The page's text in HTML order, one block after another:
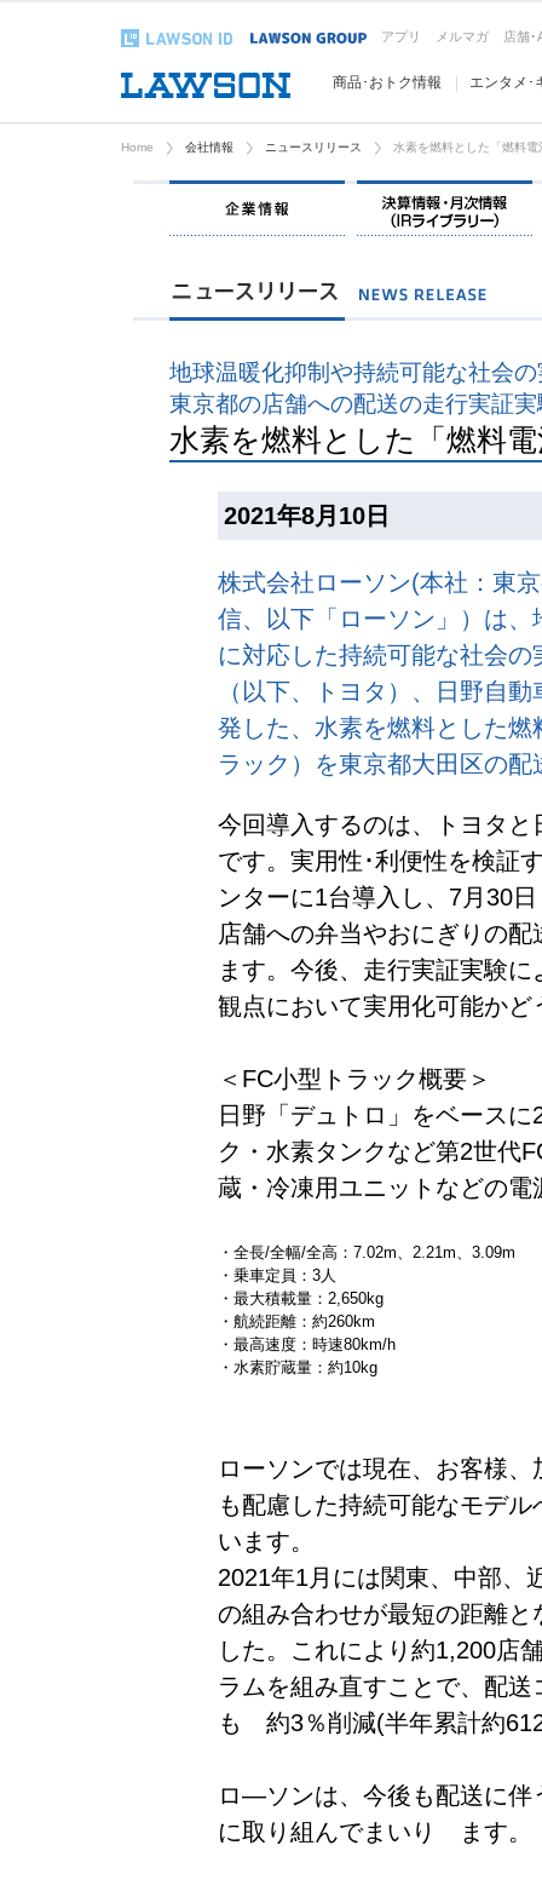
アプリ メルマガ 店舗･
商品･おトク情報 エンタメ･
Home 会社情報 ニュースリリース 水素を燃料とした「燃料
企業情報
地球温暖化抑制や持続可能な社会
東京都の店舗への配送の走行実証
水素を燃料とした「燃料
2021年8月10日
株式会社ローソン(本社：東
信、以下「ローソン」）は
に対応した持続可能な社会
（以下、トヨタ）、日野自
発した、水素を燃料とした
ラック）を東京都大田区の
今回導入するのは、トヨタ
です。実用性･利便性を検証
ンターに1台導入し、7月30
店舗への弁当やおにぎりの
ます。今後、走行実証実験
観点において実用化可能か
＜FC小型トラック概要＞
日野「デュトロ」をベース
ク・水素タンクなど第2世代
蔵・冷凍用ユニットなどの電
・全長/全幅/全高：7.02m、2.21m、3.09m
・乗車定員：3人
・最大積載量：2,650kg
・航続距離：約260km
・最高速度：時速80km/h
・水素貯蔵量：約10kg
ローソンでは現在、お客様
も配慮した持続可能なモデ
います。
2021年1月には関東、中部、
の組み合わせが最短の距離
した。これにより約1,200店
ラムを組み直すことで、配
も 約3％削減(半年累計約
ロ―ソンは、今後も配送に伴
に取り組んでまいり ます。